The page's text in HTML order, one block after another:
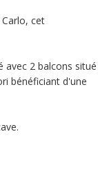
cet
avec 2 balcons situé
bénéficiant d'une